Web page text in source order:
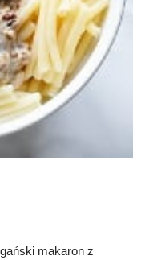
makaron z